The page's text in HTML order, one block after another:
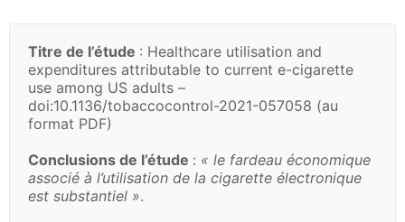
Titre de l’étude : Healthcare utilisation and
expenditures attributable to current e-cigarette
use among US adults –
doi:10.1136/tobaccocontrol-2021-057058 (au
format PDF)
Conclusions de l’étude : « le fardeau économique
associé à l’utilisation de la cigarette électronique
est substantiel ».